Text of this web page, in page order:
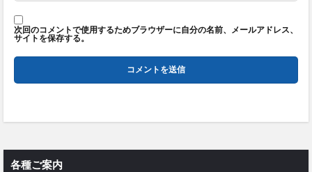
次回のコメントで使用するためブラウザーに自分の名前、メールアドレス、
サイトを保存する。
各種ご案内